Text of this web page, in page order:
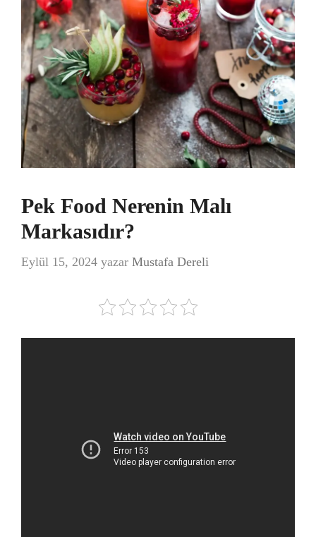
Pek Food Nerenin Malı
Markasıdır?
Eylül 15, 2024 yazar Mustafa Dereli